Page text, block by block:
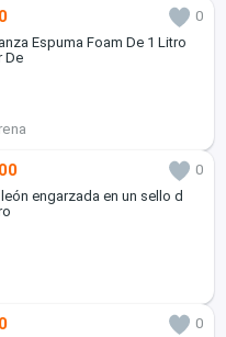
0
Espuma Foam De 1 Litro
De
0
engarzada en un sello d
0